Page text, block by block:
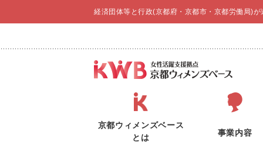
経済団体等と行政(京都府・京都市・京都労働局)
京都ウィメンズベース
とは
事業内容